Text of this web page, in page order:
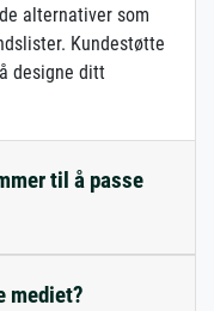
alternativer som
Kundestøtte
designe ditt
til å passe
mediet?